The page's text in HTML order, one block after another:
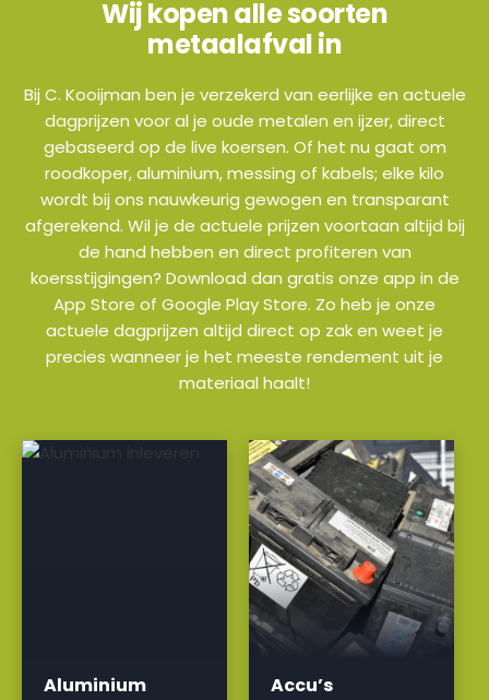
Wij kopen alle soorten
metaalafval in
Bij C. Kooijman ben je verzekerd van eerlijke en actuele
dagprijzen voor al je oude metalen en ijzer, direct
gebaseerd op de live koersen. Of het nu gaat om
roodkoper, aluminium, messing of kabels; elke kilo
wordt bij ons nauwkeurig gewogen en transparant
afgerekend. Wil je de actuele prijzen voortaan altijd bij
de hand hebben en direct profiteren van
koersstijgingen? Download dan gratis onze app in de
App Store of Google Play Store. Zo heb je onze
actuele dagprijzen altijd direct op zak en weet je
precies wanneer je het meeste rendement uit je
materiaal haalt!
Aluminium
a
Accu’s
a